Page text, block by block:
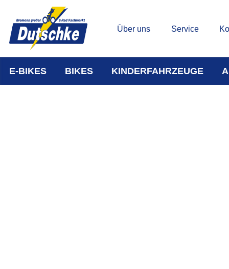
Über uns Service
E-BIKES BIKES KINDERFAHRZEUGE